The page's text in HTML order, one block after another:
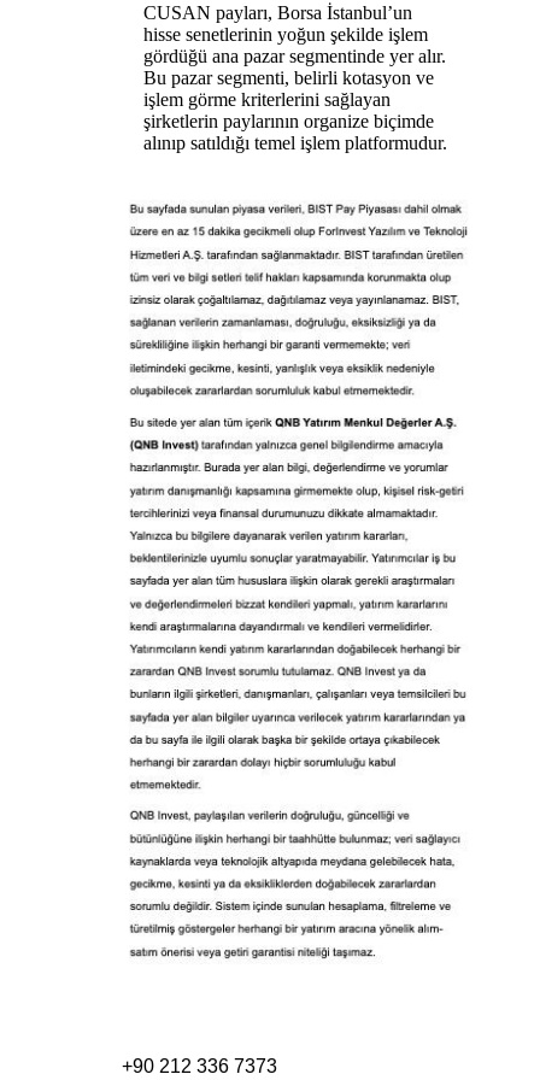
CUSAN payları, Borsa İstanbul’un
hisse senetlerinin yoğun şekilde işlem
gördüğü ana pazar segmentinde yer alır.
Bu pazar segmenti, belirli kotasyon ve
işlem görme kriterlerini sağlayan
şirketlerin paylarının organize biçimde
alınıp satıldığı temel işlem platformudur.
+90 212 336 7373